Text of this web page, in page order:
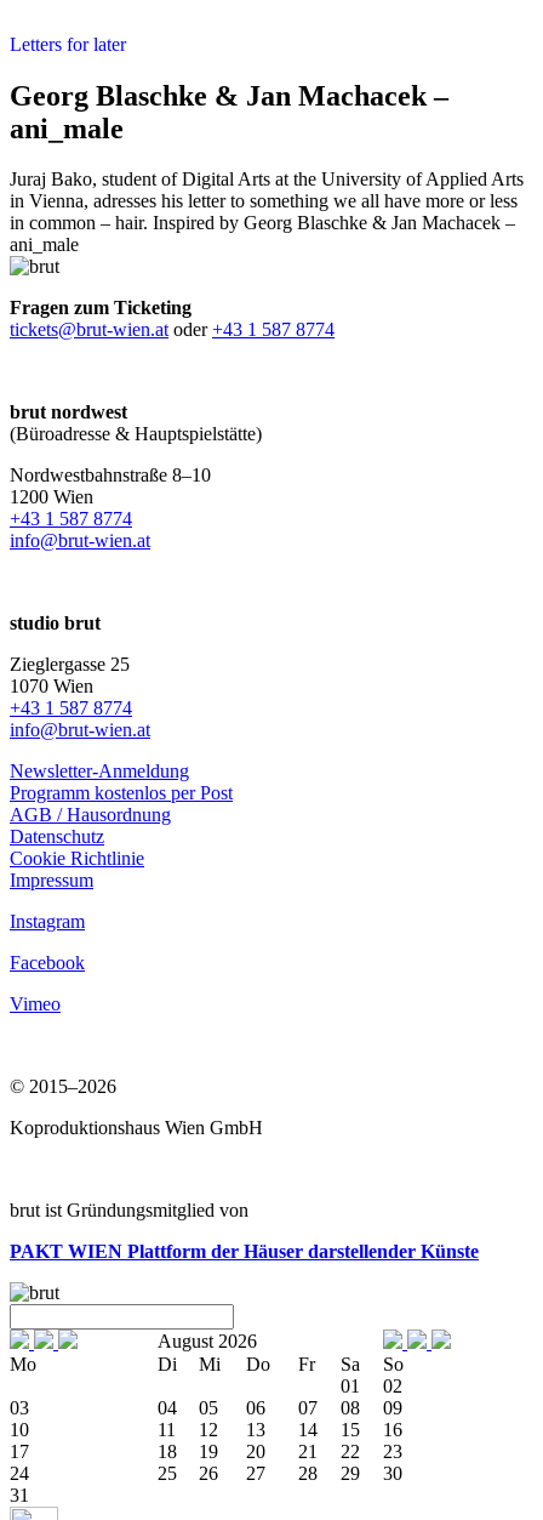
Letters for later
Georg Blaschke & Jan Machacek –
ani_male
Juraj Bako, student of Digital Arts at the University of Applied Arts
in Vienna, adresses his letter to something we all have more or less
in common – hair. Inspired by Georg Blaschke & Jan Machacek –
ani_male
Fragen zum Ticketing
tickets@brut-wien.atoder+43 1 587 8774
brut nordwest
(Büroadresse & Hauptspielstätte)
Nordwestbahnstraße 8–10
1200 Wien
+43 1 587 8774
info@brut-wien.at
studio brut
Zieglergasse 25
1070 Wien
+43 1 587 8774
info@brut-wien.at
Newsletter-Anmeldung
Programm kostenlos per Post
AGB / Hausordnung
Datenschutz
Cookie Richtlinie
Impressum
Instagram
Facebook
Vimeo
© 2015–2026
Koproduktionshaus Wien GmbH
brut ist Gründungsmitglied von
PAKT WIEN Plattform der Häuser darstellender Künste
August 2026
Mo
Di Mi Do Fr Sa
So
01
02
03
04 05 06 07 08
09
10
11 12 13 14 15
16
17
18 19 20 21 22
23
24
25 26 27 28 29
30
31